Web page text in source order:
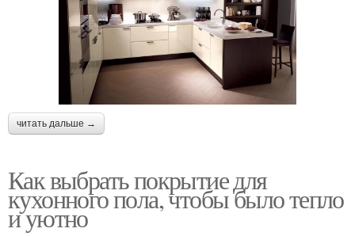
читать дальше →
Как выбрать покрытие для
кухонного пола, чтобы было тепло
и уютно